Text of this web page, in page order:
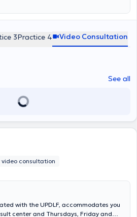
3Practice 4 Video Consultation
See all
consultation
with the UPDLF, accommodates you
center and Thursdays, Friday and